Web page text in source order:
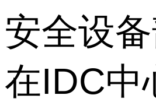
安全设
在IDC中